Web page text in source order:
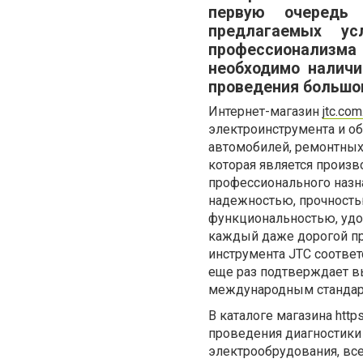
первую очередь
предлагаемых
необходимо
проведения
Интернет-магазин
электроинструмента и
автомобилей,
которая является
профессионального
надежностью,
функциональностью,
каждый даже дорогой
инструмента JTC
еще раз подтверждает
международным
В каталоге магазина
проведения
электрообрудования,